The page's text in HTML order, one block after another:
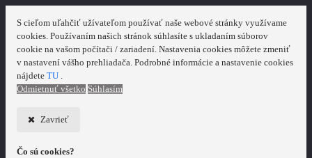
S cieľom uľahčiť užívateľom používať naše webové stránky využívame
cookies. Používaním našich stránok súhlasíte s ukladaním súborov
cookie na vašom počítači / zariadení. Nastavenia cookies môžete zmeniť
v nastavení vášho prehliadača. Podrobné informácie a nastavenie cookies
nájdete TU .
Odmietnuť všetko Súhlasím
Zavrieť
Čo sú cookies?